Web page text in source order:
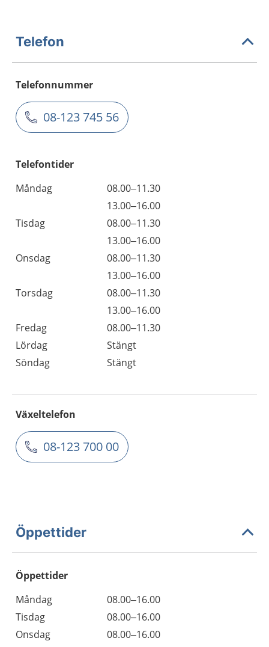
Telefon
Telefonnummer
08-123 745 56
Telefontider
Måndag
08.00–11.30
13.00–16.00
Tisdag
08.00–11.30
13.00–16.00
Onsdag
08.00–11.30
13.00–16.00
Torsdag
08.00–11.30
13.00–16.00
Fredag
08.00–11.30
Lördag
Stängt
Söndag
Stängt
Växeltelefon
08-123 700 00
Öppettider
Öppettider
Dag
Öppettider
Kommentarer
Måndag
08.00–16.00
Tisdag
08.00–16.00
Onsdag
08.00–16.00